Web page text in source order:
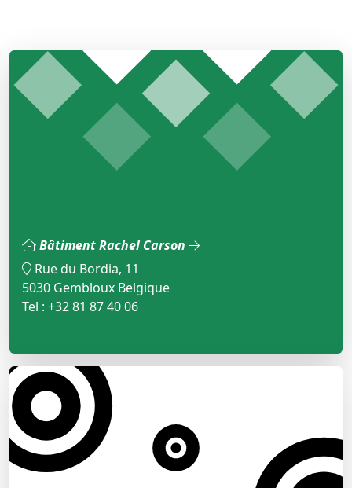
Bâtiment Rachel Carson
Rue du Bordia, 11
5030 Gembloux Belgique
Tel : +32 81 87 40 06